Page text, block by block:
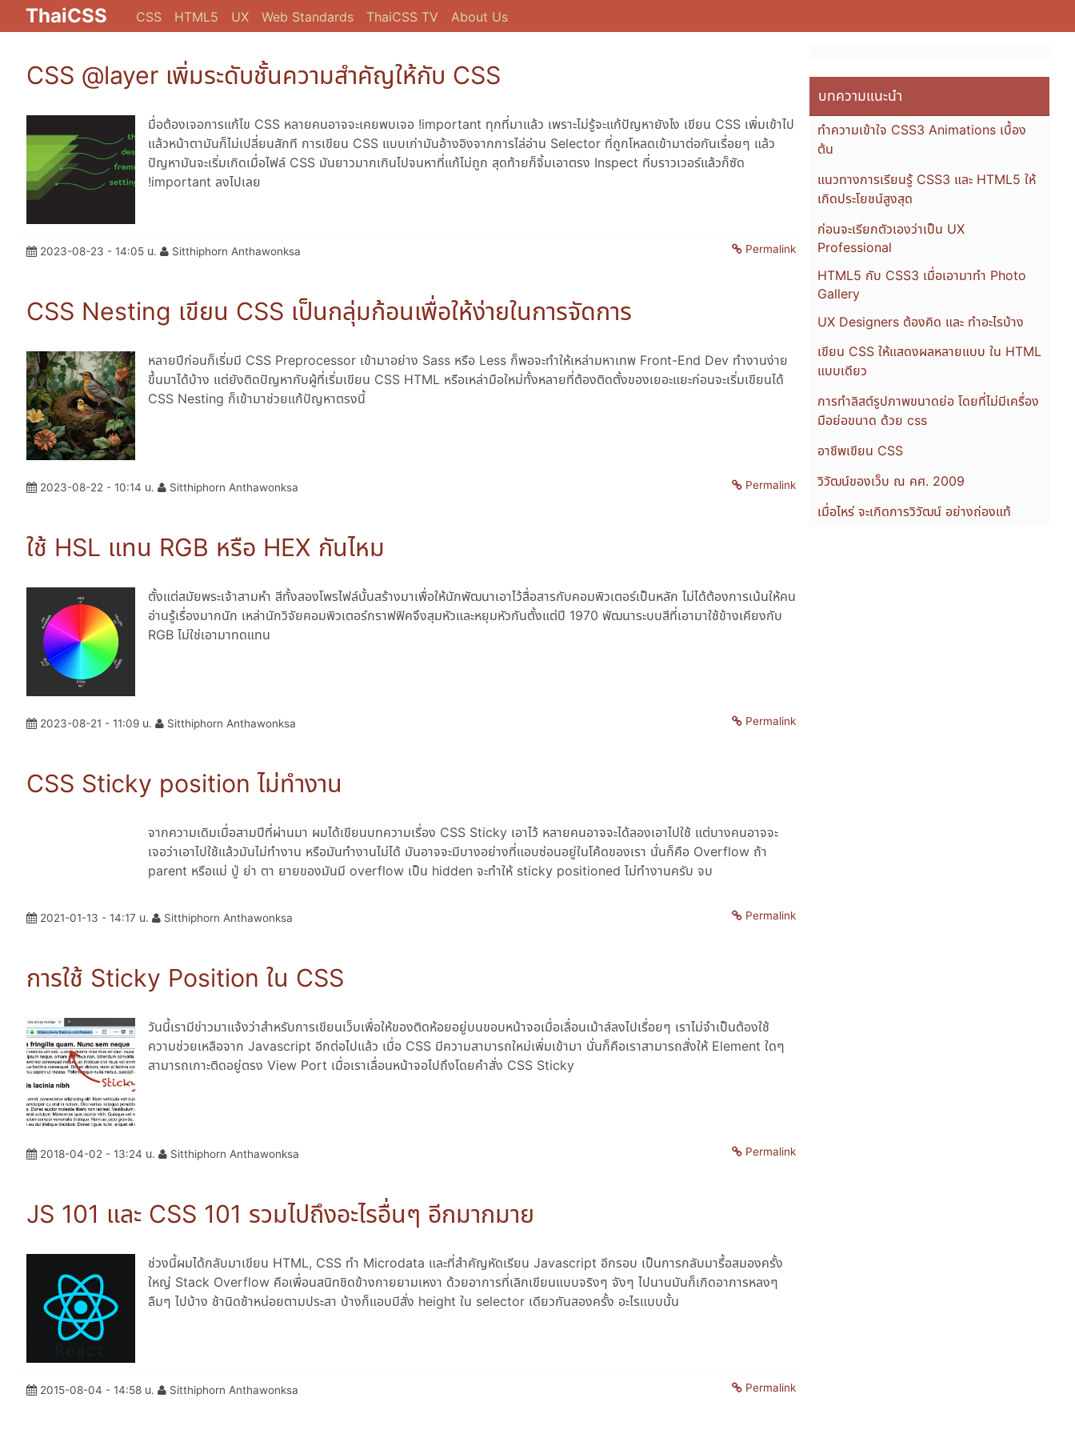
ThaiCSS CSS HTML5 UX Web Standards ThaiCSS TV About Us
CSS @layer เพิ่มระดับชั้นความสำคัญให้กับ CSS
มื่อต้องเจอการแก้ไข CSS หลายคนอาจจะเคยพบเจอ !important ทุกที่มาแล้ว เพราะไม่รู้จะแก้ปัญหายังไง เขียน CSS เพิ่มเข้าไป
แล้วหน้าตามันก็ไม่เปลี่ยนสักที การเขียน CSS แบบเก่ามันอ้างอิงจากการไล่อ่าน Selector ที่ถูกโหลดเข้ามาต่อกันเรื่อยๆ แล้ว
ปัญหามันจะเริ่มเกิดเมื่อไฟล์ CSS มันยาวมากเกินไปจนหาที่แก้ไม่ถูก สุดท้ายก็จิ้มเอาตรง Inspect ที่บราวเวอร์แล้วก็ซัด
!important ลงไปเลย
2023-08-23 - 14:05 น. Sitthiphorn Anthawonksa Permalink
CSS Nesting เขียน CSS เป็นกลุ่มก้อนเพื่อให้ง่ายในการจัดการ
หลายปีก่อนก็เริ่มมี CSS Preprocessor เข้ามาอย่าง Sass หรือ Less ก็พอจะทำให้เหล่ามหาเทพ Front-End Dev ทำงานง่าย
ขึ้นมาได้บ้าง แต่ยังติดปัญหากับผู้ที่เริ่มเขียน CSS HTML หรือเหล่ามือใหม่ทั้งหลายที่ต้องติดตั้งของเยอะแยะก่อนจะเริ่มเขียนได้
CSS Nesting ก็เข้ามาช่วยแก้ปัญหาตรงนี้
2023-08-22 - 10:14 น. Sitthiphorn Anthawonksa Permalink
ใช้ HSL แทน RGB หรือ HEX กันไหม
ตั้งแต่สมัยพระเจ้าสามหำ สีทั้งสองโพรไฟล์นั้นสร้างมาเพื่อให้นักพัฒนาเอาไว้สื่อสารกับคอมพิวเตอร์เป็นหลัก ไม่ได้ต้องการเน้นให้คน
อ่านรู้เรื่องมากนัก เหล่านักวิจัยคอมพิวเตอร์กราฟฟิคจึงสุมหัวและหยุมหัวกันตั้งแต่ปี 1970 พัฒนาระบบสีที่เอามาใช้ข้างเคียงกับ
RGB ไม่ใช่เอามาทดแทน
2023-08-21 - 11:09 น. Sitthiphorn Anthawonksa Permalink
CSS Sticky position ไม่ทำงาน
จากความเดิมเมื่อสามปีที่ผ่านมา ผมได้เขียนบทความเรื่อง CSS Sticky เอาไว้ หลายคนอาจจะได้ลองเอาไปใช้ แต่บางคนอาจจะ
เจอว่าเอาไปใช้แล้วมันไม่ทำงาน หรือมันทำงานไม่ได้ มันอาจจะมีบางอย่างที่แอบซ่อนอยู่ในโค้ดของเรา นั่นก็คือ Overflow ถ้า
parent หรือแม่ ปู่ ย่า ตา ยายของมันมี overflow เป็น hidden จะทำให้ sticky positioned ไม่ทำงานครับ จบ
2021-01-13 - 14:17 น. Sitthiphorn Anthawonksa Permalink
การใช้ Sticky Position ใน CSS
วันนี้เรามีข่าวมาแจ้งว่าสำหรับการเขียนเว็บเพื่อให้ของติดห้อยอยู่บนขอบหน้าจอเมื่อเลื่อนเม้าส์ลงไปเรื่อยๆ เราไม่จำเป็นต้องใช้
ความช่วยเหลือจาก Javascript อีกต่อไปแล้ว เมื่อ CSS มีความสามารถใหม่เพิ่มเข้ามา นั่นก็คือเราสามารถสั่งให้ Element ใดๆ
สามารถเกาะติดอยู่ตรง View Port เมื่อเราเลื่อนหน้าจอไปถึงโดยคำสั่ง CSS Sticky
2018-04-02 - 13:24 น. Sitthiphorn Anthawonksa Permalink
JS 101 และ CSS 101 รวมไปถึงอะไรอื่นๆ อีกมากมาย
ช่วงนี้ผมได้กลับมาเขียน HTML, CSS ทำ Microdata และที่สำคัญหัดเรียน Javascript อีกรอบ เป็นการกลับมารื้อสมองครั้ง
ใหญ่ Stack Overflow คือเพื่อนสนิทชิดข้างกายยามเหงา ด้วยอาการที่เลิกเขียนแบบจริงๆ จังๆ ไปนานมันก็เกิดอาการหลงๆ
ลืมๆ ไปบ้าง ช้านิดช้าหน่อยตามประสา บ้างก็แอบมีสั่ง height ใน selector เดียวกันสองครั้ง อะไรแบบนั้น
2015-08-04 - 14:58 น. Sitthiphorn Anthawonksa Permalink
บทความแนะนำ
ทำความเข้าใจ CSS3 Animations เบื้อง
ต้น
แนวทางการเรียนรู้ CSS3 และ HTML5 ให้
เกิดประโยชน์สูงสุด
ก่อนจะเรียกตัวเองว่าเป็น UX
Professional
HTML5 กับ CSS3 เมื่อเอามาทำ Photo
Gallery
UX Designers ต้องคิด และ ทำอะไรบ้าง
เขียน CSS ให้แสดงผลหลายแบบ ใน HTML
แบบเดียว
การทำลิสต์รูปภาพขนาดย่อ โดยที่ไม่มีเครื่อง
มือย่อขนาด ด้วย css
อาชีพเขียน CSS
วิวัฒน์ของเว็บ ณ คศ. 2009
เมื่อไหร่ จะเกิดการวิวัฒน์ อย่างถ่องแท้